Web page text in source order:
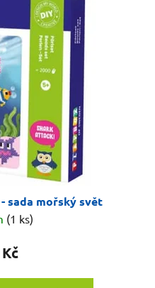
sada mořský svět
(1 ks)